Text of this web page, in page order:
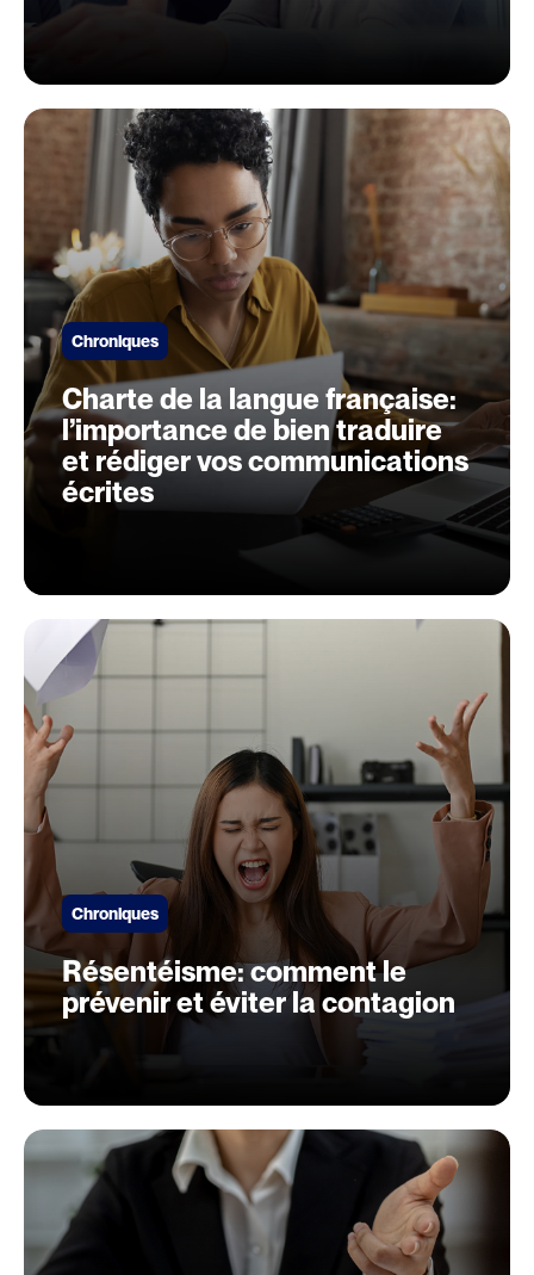
Chroniques
Charte de la langue française:
l’importance de bien traduire
et rédiger vos communications
écrites
Chroniques
Résentéisme: comment le
prévenir et éviter la contagion